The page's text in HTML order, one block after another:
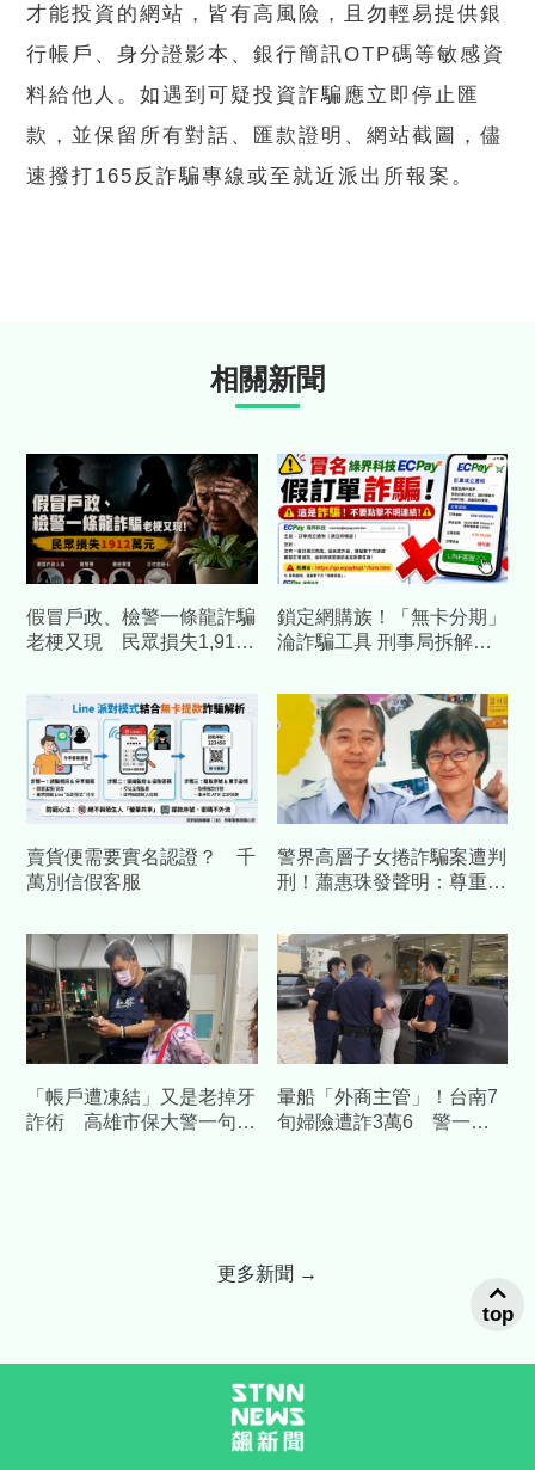
才能投資的網站，皆有高風險，且勿輕易提供銀
行帳戶、身分證影本、銀行簡訊OTP碼等敏感資
料給他人。如遇到可疑投資詐騙應立即停止匯
款，並保留所有對話、匯款證明、網站截圖，儘
速撥打165反詐騙專線或至就近派出所報案。
相關新聞
假冒戶政、檢警一條龍詐騙
老梗又現 民眾損失1,912
鎖定網購族！「無卡分期」
淪詐騙工具 刑事局拆解假
賣貨便需要實名認證？ 千
萬別信假客服
警界高層子女捲詐騙案遭判
刑！蕭惠珠發聲明：尊重判
「帳戶遭凍結」又是老掉牙
詐術 高雄市保大警一句話
暈船「外商主管」！台南7
旬婦險遭詐3萬6 警一通
更多新聞 →
top